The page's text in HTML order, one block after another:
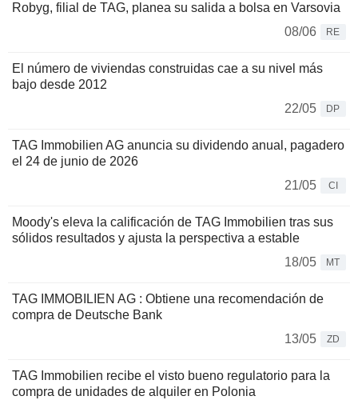
Robyg, filial de TAG, planea su salida a bolsa en Varsovia
08/06
RE
El número de viviendas construidas cae a su nivel más
bajo desde 2012
22/05
DP
TAG Immobilien AG anuncia su dividendo anual, pagadero
el 24 de junio de 2026
21/05
CI
Moody's eleva la calificación de TAG Immobilien tras sus
sólidos resultados y ajusta la perspectiva a estable
18/05
MT
TAG IMMOBILIEN AG : Obtiene una recomendación de
compra de Deutsche Bank
13/05
ZD
TAG Immobilien recibe el visto bueno regulatorio para la
compra de unidades de alquiler en Polonia